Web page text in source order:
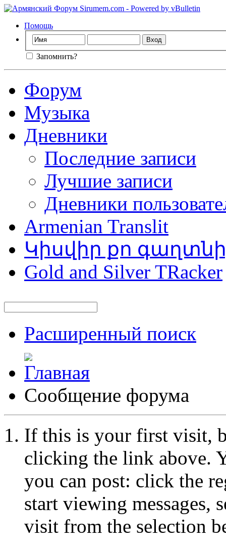
Помощь
Запомнить?
Форум
Музыка
Дневники
Последние записи
Лучшие записи
Дневники
Armenian Translit
Կիսվիր քո
Gold and Silver TRacker
Расширенный поиск
Сообщение форума
If this is your first visit,
clicking the link above.
you can post: click the
start viewing messages,
visit from the selection